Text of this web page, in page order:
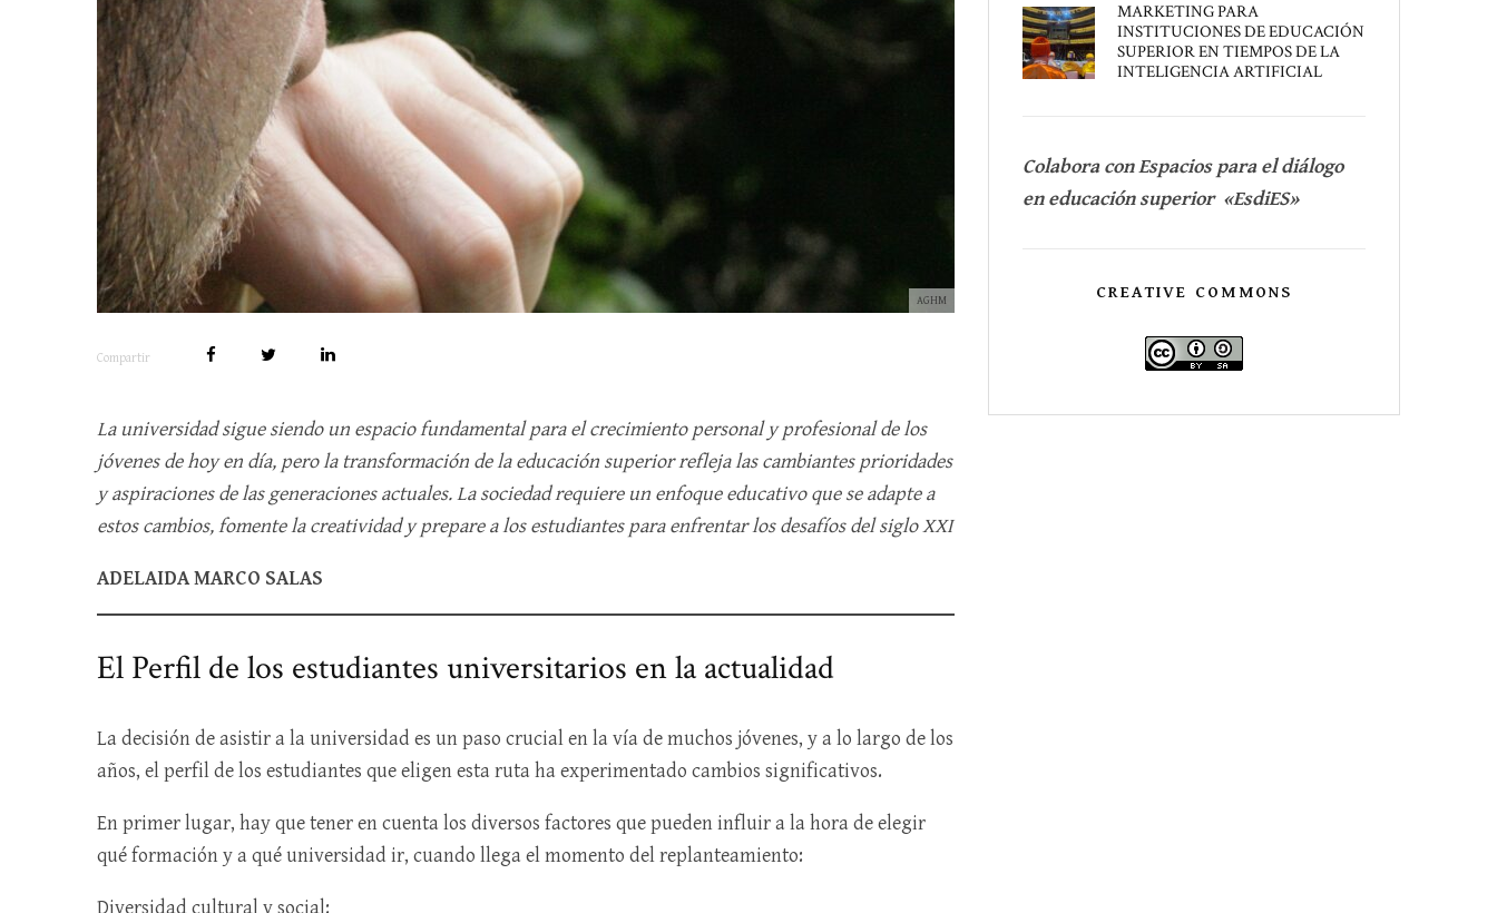
AGHM
Compartir
La universidad sigue siendo un espacio fundamental para el crecimiento personal y profesional de los
jóvenes de hoy en día, pero la transformación de la educación superior refleja las cambiantes prioridades
y aspiraciones de las generaciones actuales. La sociedad requiere un enfoque educativo que se adapte a
estos cambios, fomente la creatividad y prepare a los estudiantes para enfrentar los desafíos del siglo XXI
ADELAIDA MARCO SALAS
El Perfil de los estudiantes universitarios en la actualidad
La decisión de asistir a la universidad es un paso crucial en la vía de muchos jóvenes, y a lo largo de los
años, el perfil de los estudiantes que eligen esta ruta ha experimentado cambios significativos.
En primer lugar, hay que tener en cuenta los diversos factores que pueden influir a la hora de elegir
qué formación y a qué universidad ir, cuando llega el momento del replanteamiento:
Diversidad cultural y social:
MARKETING PARA
INSTITUCIONES DE EDUCACIÓN
SUPERIOR EN TIEMPOS DE LA
INTELIGENCIA ARTIFICIAL
Colabora con Espacios para el diálogo
en educación superior «EsdiES»
CREATIVE COMMONS